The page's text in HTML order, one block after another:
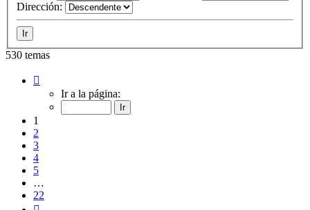
Dirección:
530 temas
Ir a la página:
1
2
3
4
5
…
22